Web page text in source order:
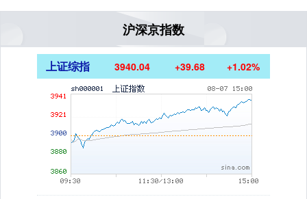
沪深京指数
上证综指 3940.04 +39.68 +1.02%